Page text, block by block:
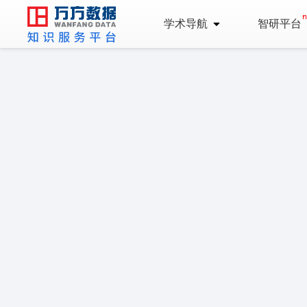
学术导航 智研平台